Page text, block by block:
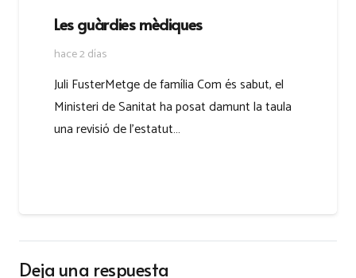
Les guàrdies mèdiques
hace 2 días
Juli FusterMetge de família Com és sabut, el
Ministeri de Sanitat ha posat damunt la taula
una revisió de l’estatut…
Deja una respuesta